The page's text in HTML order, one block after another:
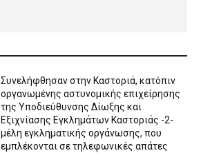
Συνελήφθησαν στην Καστοριά, κατόπιν
οργανωμένης αστυνομικής επιχείρησης
της Υποδιεύθυνσης Δίωξης και
Εξιχνίασης Εγκλημάτων Καστοριάς -2-
μέλη εγκληματικής οργάνωσης, που
εμπλέκονται σε τηλεφωνικές απάτες